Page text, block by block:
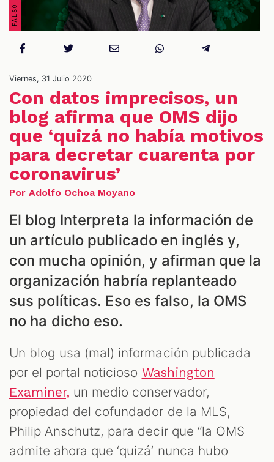
Viernes, 31 Julio 2020
Con datos imprecisos, un
blog afirma que OMS dijo
que ‘quizá no había motivos
para decretar cuarenta por
coronavirus’
Por Adolfo Ochoa Moyano
El blog Interpreta la información de
un artículo publicado en inglés y,
con mucha opinión, y afirman que la
organización habría replanteado
sus políticas. Eso es falso, la OMS
no ha dicho eso.
Un blog usa (mal) información publicada
por el portal noticioso Washington
Examiner, un medio conservador,
propiedad del cofundador de la MLS,
Philip Anschutz, para decir que “la OMS
admite ahora que ‘quizá’ nunca hubo